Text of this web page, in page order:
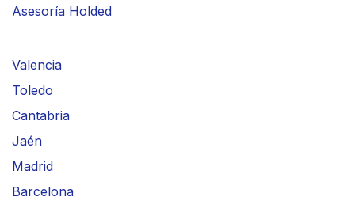
Asesoría Holded
Valencia
Toledo
Cantabria
Jaén
Madrid
Barcelona